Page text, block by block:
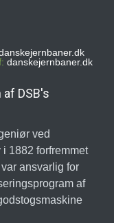
danskejernbaner.dk
DSB's
ved
1882 forfremmet
ansvarlig for
af